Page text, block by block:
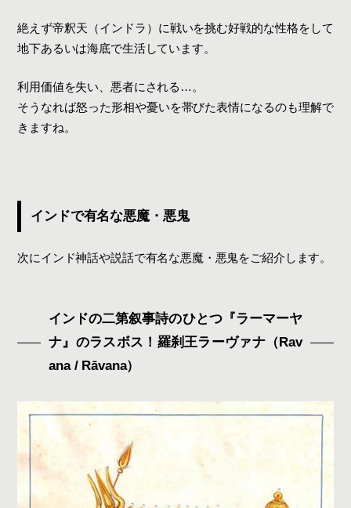
絶えず帝釈天（インドラ）に戦いを挑む好戦的な性格をして
地下あるいは海底で生活しています。
利用価値を失い、悪者にされる…。
そうなれば怒った形相や憂いを帯びた表情になるのも理解で
きますね。
インドで有名な悪魔・悪鬼
次にインド神話や説話で有名な悪魔・悪鬼をご紹介します。
インドの二第叙事詩のひとつ『ラーマーヤ
ナ』のラスボス！羅刹王ラーヴァナ（Rav
ana / Rāvana）